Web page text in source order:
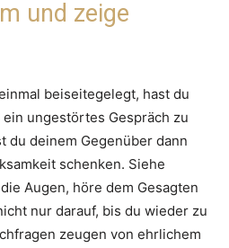
und zeige
beiseitegelegt, hast du
ungestörtes Gespräch zu
du deinem Gegenüber dann
schenken. Siehe
Augen, höre dem Gesagten
nur darauf, bis du wieder zu
zeugen von ehrlichem